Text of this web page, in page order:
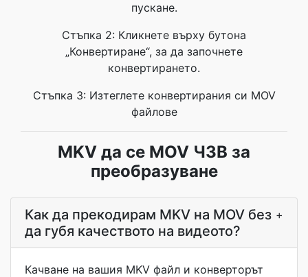
пускане.
Стъпка 2: Кликнете върху бутона
„Конвертиране“, за да започнете
конвертирането.
Стъпка 3: Изтеглете конвертирания си MOV
файлове
MKV да се MOV ЧЗВ за
преобразуване
Как да прекодирам MKV на MOV без
да губя качеството на видеото?
+
Качване на вашия MKV файл и конверторът